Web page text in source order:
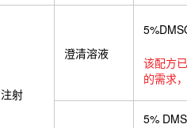
注射
澄清溶液
该配方
的需求
5%